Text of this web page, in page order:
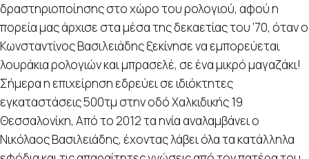
δραστηριοποίησης στο χώρο του ρολογιού, αφού η
πορεία μας άρχισε στα μέσα της δεκαετίας του ’70, όταν ο
Κωνσταντίνος Βασιλειάδης ξεκίνησε να εμπορεύεται
λουράκια ρολογιών και μπρασελέ, σε ένα μικρό μαγαζάκι!
Σήμερα η επιχείρηση εδρεύει σε ιδιόκτητες
εγκαταστάσεις 500τμ στην οδό Χαλκιδικής 19
Θεσσαλονίκη, Από το 2012 τα ηνία αναλαμβάνει ο
Νικόλαος Βασιλειάδης, έχοντας λάβει όλα τα κατάλληλα